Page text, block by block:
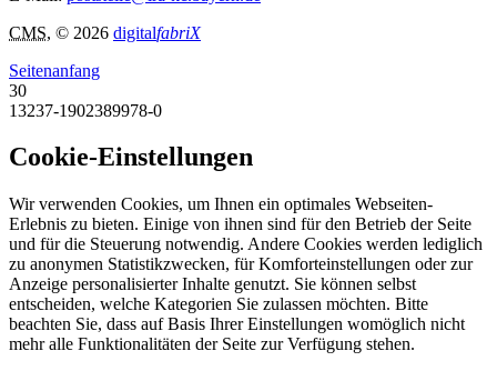
CMS, © 2026 digitalfabriX
Seitenanfang
30
13237-1902389978-0
Cookie-Einstellungen
Wir verwenden Cookies, um Ihnen ein optimales Webseiten-
Erlebnis zu bieten. Einige von ihnen sind für den Betrieb der Seite
und für die Steuerung notwendig. Andere Cookies werden lediglich
zu anonymen Statistikzwecken, für Komforteinstellungen oder zur
Anzeige personalisierter Inhalte genutzt. Sie können selbst
entscheiden, welche Kategorien Sie zulassen möchten. Bitte
beachten Sie, dass auf Basis Ihrer Einstellungen womöglich nicht
mehr alle Funktionalitäten der Seite zur Verfügung stehen.